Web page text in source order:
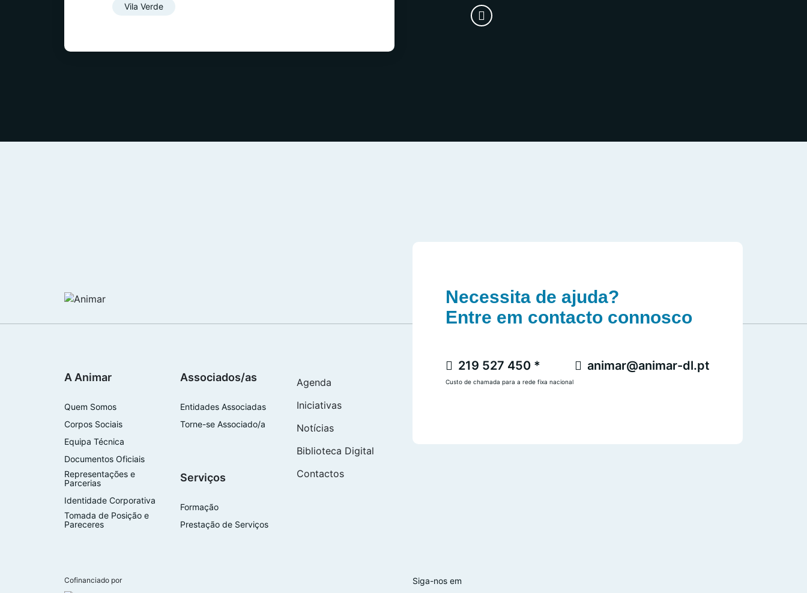
Vila Verde
A Animar
Quem Somos
Corpos Sociais
Equipa Técnica
Documentos Oficiais
Representações e
Parcerias
Identidade Corporativa
Tomada de Posição e
Pareceres
Associados/as
Entidades Associadas
Torne-se Associado/a
Serviços
Formação
Prestação de Serviços
Agenda
Iniciativas
Notícias
Biblioteca Digital
Contactos
Necessita de ajuda?
Entre em contacto connosco
219 527 450 * animar@animar-dl.pt
Custo de chamada para a rede fixa nacional
Cofinanciado por Siga-nos em